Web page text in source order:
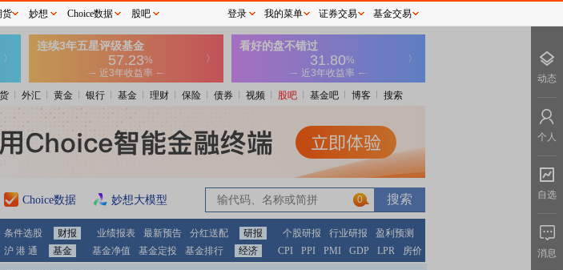
外汇 黄金 银行 基金 理财 保险 债券 视频 股吧 基金吧 博客 搜索
Choice数据 妙想大模型 0
0
条件选股 财报 业绩报表 最新预告 分红送配 研报 个股研报 行业研报
盈利预测
沪 港 通 基金 基金净值 基金定投 基金排行 经济 CPI PPI PMI GDP LPR 房价
货 妙想 Choice数据 股吧 登录 我的菜单 证券交易 基金交易
动态
个人
自选
消息